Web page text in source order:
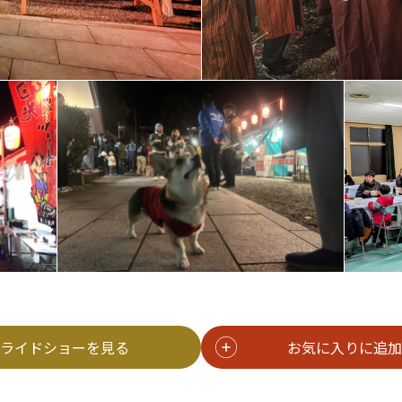
イドショーを見る お気に入りに追加